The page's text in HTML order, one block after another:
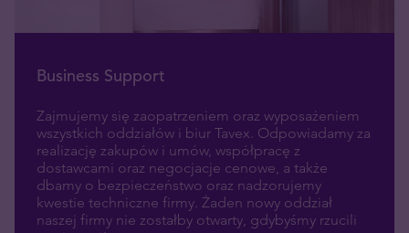
Business Support
Zajmujemy się zaopatrzeniem oraz wyposażeniem
wszystkich oddziałów i biur Tavex. Odpowiadamy za
realizację zakupów i umów, współpracę z
dostawcami oraz negocjacje cenowe, a także
dbamy o bezpieczeństwo oraz nadzorujemy
kwestie techniczne firmy. Żaden nowy oddział
naszej firmy nie zostałby otwarty, gdybyśmy rzucili